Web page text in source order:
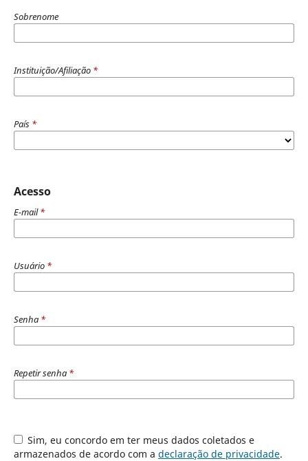
Sobrenome
Instituição/Afiliação *
País *
Acesso
E-mail*
Usuário *
Senha *
Repetir senha *
Sim, eu concordo em ter meus dados coletados e
armazenados de acordo com a declaração de privacidade.